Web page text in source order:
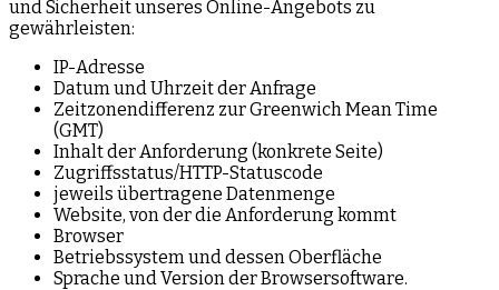
und Sicherheit unseres Online-Angebots zu
gewährleisten:
IP-Adresse
Datum und Uhrzeit der Anfrage
Zeitzonendifferenz zur Greenwich Mean Time
(GMT)
Inhalt der Anforderung (konkrete Seite)
Zugriffsstatus/HTTP-Statuscode
jeweils übertragene Datenmenge
Website, von der die Anforderung kommt
Browser
Betriebssystem und dessen Oberfläche
Sprache und Version der Browsersoftware.